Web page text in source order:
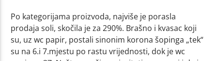
Po kategorijama proizvoda, najviše je porasla
prodaja soli, skočila je za 290%. Brašno i kvasac koji
su, uz wc papir, postali sinonim korona šopinga „tek“
su na 6.i 7.mjestu po rastu vrijednosti, dok je wc